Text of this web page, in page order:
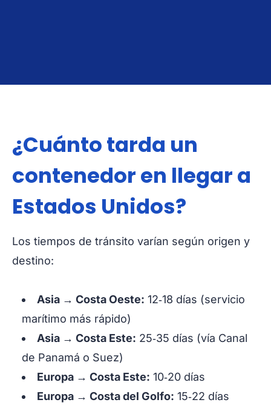
¿Cuánto tarda un
contenedor en llegar a
Estados Unidos?
Los tiempos de tránsito varían según origen y
destino:
Asia → Costa Oeste: 12‑18 días (servicio
marítimo más rápido)
Asia → Costa Este: 25‑35 días (vía Canal
de Panamá o Suez)
Europa → Costa Este: 10‑20 días
Europa → Costa del Golfo: 15‑22 días